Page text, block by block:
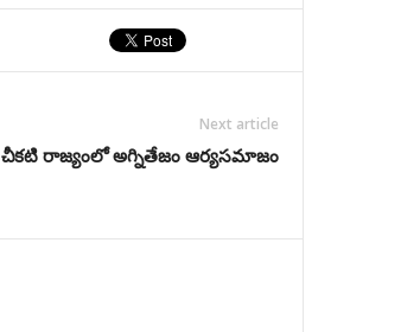
Next article
చీకటి రాజ్యంలో అగ్నితేజం ఆర్యసమాజం